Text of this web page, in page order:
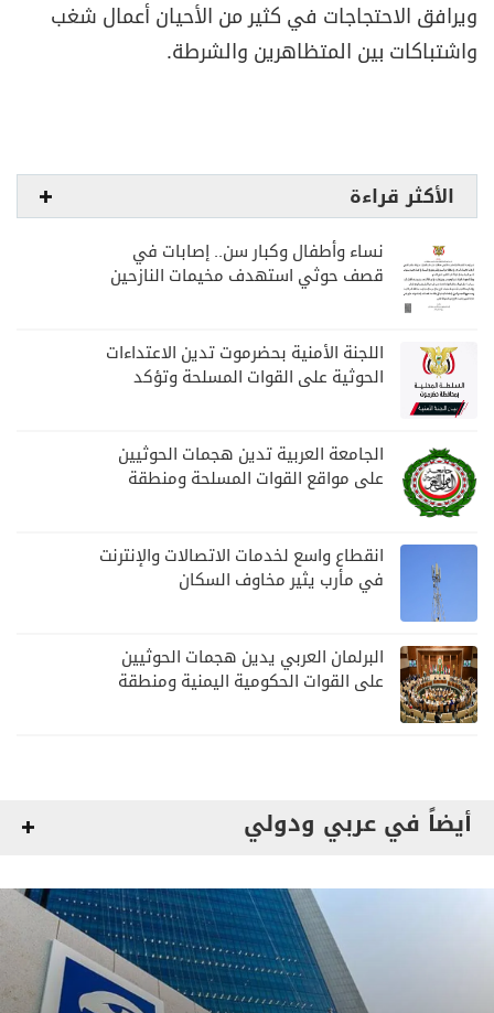
ويرافق الاحتجاجات في كثير من الأحيان أعمال شغب
واشتباكات بين المتظاهرين والشرطة.
الأكثر قراءة
نساء وأطفال وكبار سن.. إصابات في
قصف حوثي استهدف مخيمات النازحين
اللجنة الأمنية بحضرموت تدين الاعتداءات
الحوثية على القوات المسلحة وتؤكد
الجامعة العربية تدين هجمات الحوثيين
على مواقع القوات المسلحة ومنطقة
انقطاع واسع لخدمات الاتصالات والإنترنت
في مأرب يثير مخاوف السكان
البرلمان العربي يدين هجمات الحوثيين
على القوات الحكومية اليمنية ومنطقة
أيضاً في عربي ودولي